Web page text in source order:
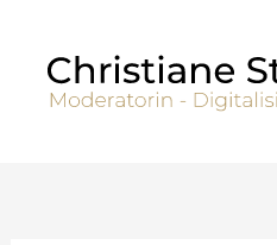
springen